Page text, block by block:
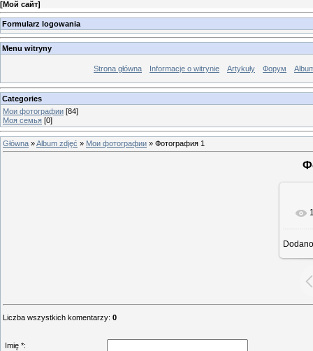
[Мой сайт]
Formularz logowania
Menu witryny
Strona główna Informacje o witrynie Artykuły Форум
Categories
Мои фотографии [84]
Моя семья [0]
Główna »Album zdjęć » Мои фотографии » Фотография 1
Dodano
Liczba wszystkich komentarzy: 0
Imię *: